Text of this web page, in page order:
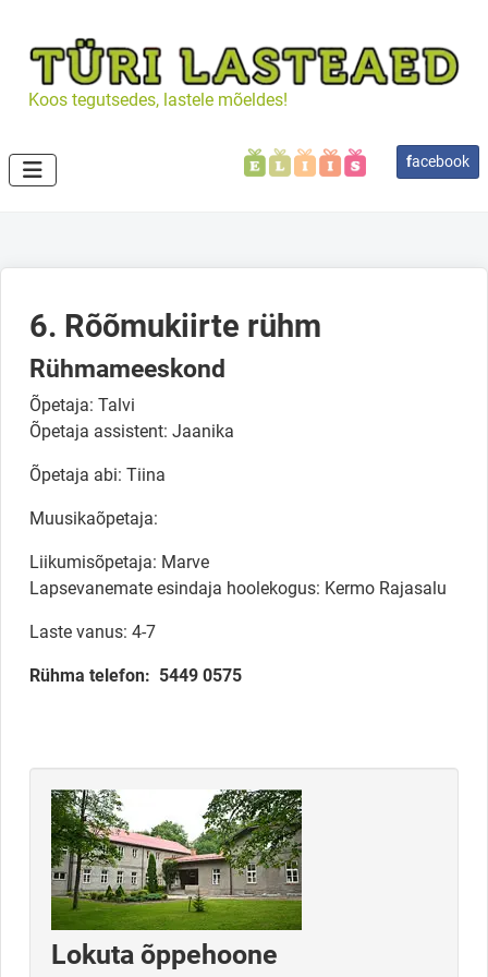
Koos tegutsedes, lastele mõeldes!
facebook
6. Rõõmukiirte rühm
Rühmameeskond
Õpetaja: Talvi
Õpetaja assistent: Jaanika
Õpetaja abi: Tiina
Muusikaõpetaja:
Liikumisõpetaja: Marve
Lapsevanemate esindaja hoolekogus: Kermo Rajasalu
Laste vanus: 4-7
Rühma telefon: 5449 0575
Lokuta õppehoone